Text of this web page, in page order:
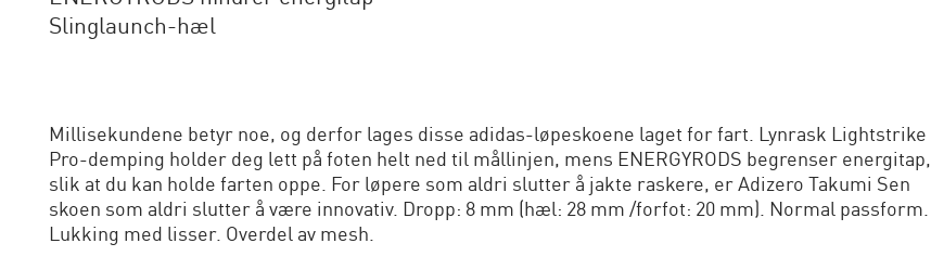
Slinglaunch-hæl
Millisekundene betyr noe, og derfor lages disse adidas-løpeskoene laget for fart. Lynrask Lightstrike
Pro-demping holder deg lett på foten helt ned til mållinjen, mens ENERGYRODS begrenser energitap,
slik at du kan holde farten oppe. For løpere som aldri slutter å jakte raskere, er Adizero Takumi Sen
skoen som aldri slutter å være innovativ. Dropp: 8 mm (hæl: 28 mm /forfot: 20 mm). Normal passform.
Lukking med lisser. Overdel av mesh.